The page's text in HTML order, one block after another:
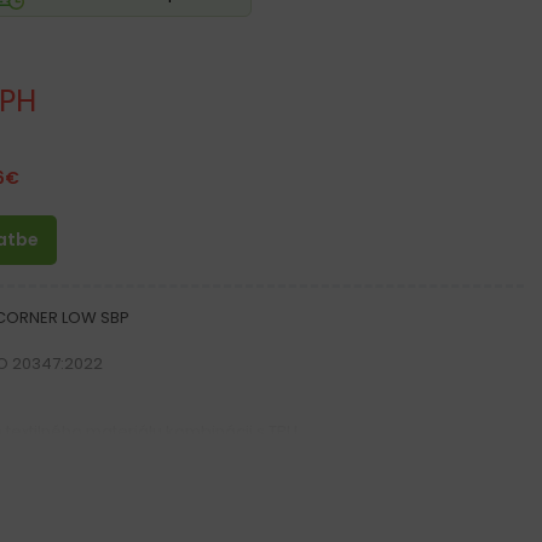
€
LOW SBP
20347:2022
materiálu kombinácii s TPU
gumy